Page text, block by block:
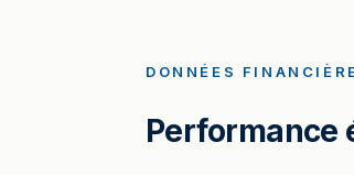
DONNÉES
Performance